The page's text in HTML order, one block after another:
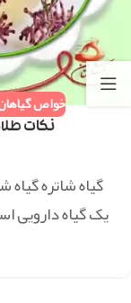
خواص
نکات
یک گیاه دارویی